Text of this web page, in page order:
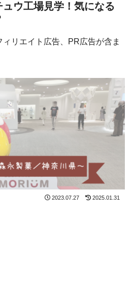
ウ工場見学！気になる
ィリエイト広告、PR広告が含ま
2023.07.27 2025.01.31